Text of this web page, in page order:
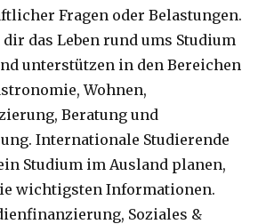
Fragen oder Belastungen.
das Leben rund ums Studium
unterstützen in den Bereichen
Wohnen,
Beratung und
Internationale Studierende
Studium im Ausland planen,
wichtigsten Informationen.
Soziales &